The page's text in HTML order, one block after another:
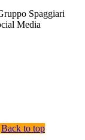
Spaggiari
Media
Back to top